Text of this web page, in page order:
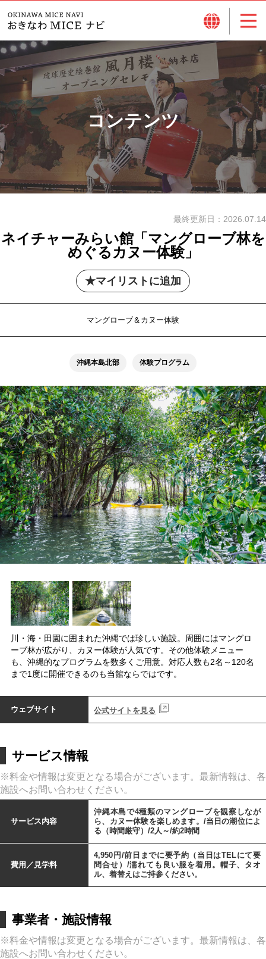
コンテンツ
最終更新日： 2026.07.14
ネイチャーみらい館「マングローブ林を
めぐるカヌー体験」
マイリストに追加
マングローブ＆カヌー体験
沖縄本島北部 体験プログラム
川・海・田園に囲まれた沖縄では珍しい施設。周囲にはマングロ
ーブ林が広がり、カヌー体験が人気です。その他体験メニュー
も、沖縄的なプログラムを数多くご用意。対応人数も2名～120名
まで1度に開催できるのも当館ならではです。
ウェブサイト 公式サイトを見る
サービス情報
※料金や情報は変更となる場合がございます。最新情報は、各
施設へお問い合わせください。
サービス内容
沖縄本島で4種類のマングローブを観察しなが
ら、カヌー体験を楽しめます。/当日の潮位によ
る（時間厳守）/2人～/約2時間
費用／見学料
4,950円/前日までに要予約（当日はTELにて要
問合せ）/濡れても良い服を着用。帽子、タオ
ル、着替えはご持参ください。
事業者・施設情報
※料金や情報は変更となる場合がございます。最新情報は、各
施設へお問い合わせください。